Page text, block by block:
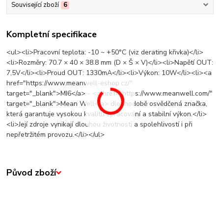
Související zboží 6
Kompletní specifikace
<ul><li>Pracovní teplota: -10 ~ +50°C (viz derating křivka)</li>
<li>Rozměry: 70.7 × 40 × 38.8 mm (D × Š × V)</li><li>Napětí OUT:
7,5V</li><li>Proud OUT: 1330mA</li><li>Výkon: 10W</li><li><a
href="https://www.meanwell-eshop.cz/"
target="_blank">MI6</a> - <a href="https://www.meanwell.com/"
target="_blank">Mean Well</a> dlouhodobě osvědčená značka,
která garantuje vysokou kvalitu zpracování a stabilní výkon.</li>
<li>Její zdroje vynikají dlouhou životností a spolehlivostí i při
nepřetržitém provozu.</li></ul>
Původ zboží